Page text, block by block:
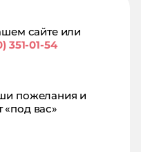
сайте или
351-01-54
пожелания и
вас»